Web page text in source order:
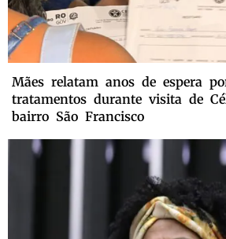
Mães relatam anos de espera
tratamentos durante visita de
bairro São Francisco